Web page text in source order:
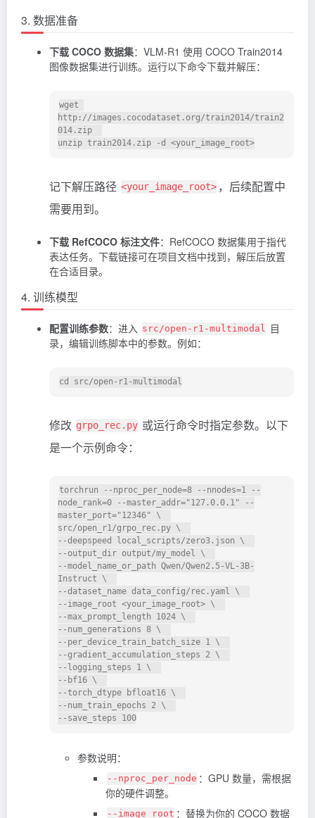
3. 数据准备
下载 COCO 数据集：VLM-R1 使用 COCO Train2014
图像数据集进行训练。运行以下命令下载并解压：
wget
http://images.cocodataset.org/train2014/train2
014.zip
记下解压路径 <your_image_root> ，后续配置中
需要用到。
下载 RefCOCO 标注文件：RefCOCO 数据集用于指代
表达任务。下载链接可在项目文档中找到，解压后放置
在合适目录。
4. 训练模型
配置训练参数：进入 src/open-r1-multimodal 目
录，编辑训练脚本中的参数。例如：
修改 grpo_rec.py 或运行命令时指定参数。以下
是一个示例命令：
torchrun --nproc_per_node=8 --nnodes=1 --
node_rank=0 --master_addr="127.0.0.1" --
master_port="12346" \
src/open_r1/grpo_rec.py \
--deepspeed local_scripts/zero3.json \
--output_dir output/my_model \
--model_name_or_path Qwen/Qwen2.5-VL-3B-
Instruct \
--dataset_name data_config/rec.yaml \
--image_root <your_image_root> \
--max_prompt_length 1024 \
--num_generations 8 \
--per_device_train_batch_size 1 \
--gradient_accumulation_steps 2 \
--logging_steps 1 \
--bf16 \
--torch_dtype bfloat16 \
--num_train_epochs 2 \
参数说明：
--nproc_per_node ：GPU 数量，需根据
你的硬件调整。
--image_root ：替换为你的 COCO 数据